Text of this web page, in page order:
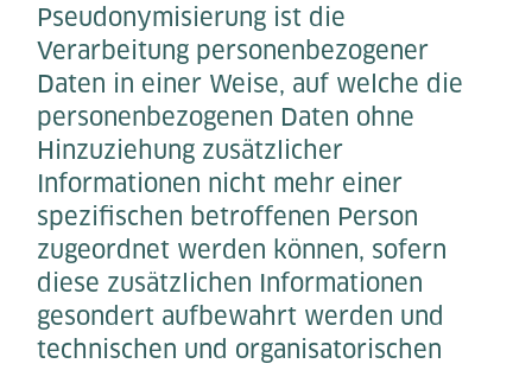
Pseudonymisierung ist die
Verarbeitung personenbezogener
Daten in einer Weise, auf welche die
personenbezogenen Daten ohne
Hinzuziehung zusätzlicher
Informationen nicht mehr einer
spezifischen betroffenen Person
zugeordnet werden können, sofern
diese zusätzlichen Informationen
gesondert aufbewahrt werden und
technischen und organisatorischen